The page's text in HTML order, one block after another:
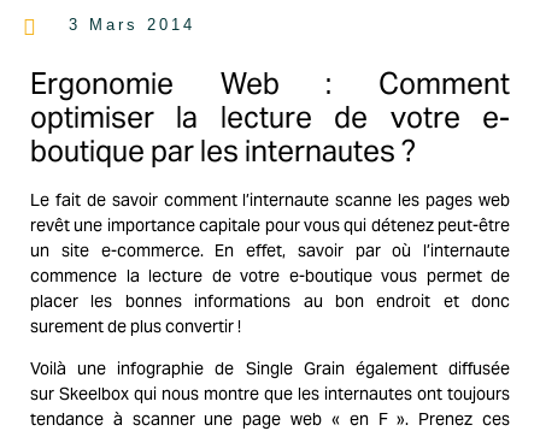
3 Mars 2014
Ergonomie Web : Comment
optimiser la lecture de votre e-
boutique par les internautes ?
Le fait de savoir comment l’internaute scanne les pages web
revêt une importance capitale pour vous qui détenez peut-être
un site e-commerce. En effet, savoir par où l’internaute
commence la lecture de votre e-boutique vous permet de
placer les bonnes informations au bon endroit et donc
surement de plus convertir !
Voilà une infographie de Single Grainégalement diffusée
sur Skeelbox qui nous montre que les internautes ont toujours
tendance à scanner une page web « en F ». Prenez ces